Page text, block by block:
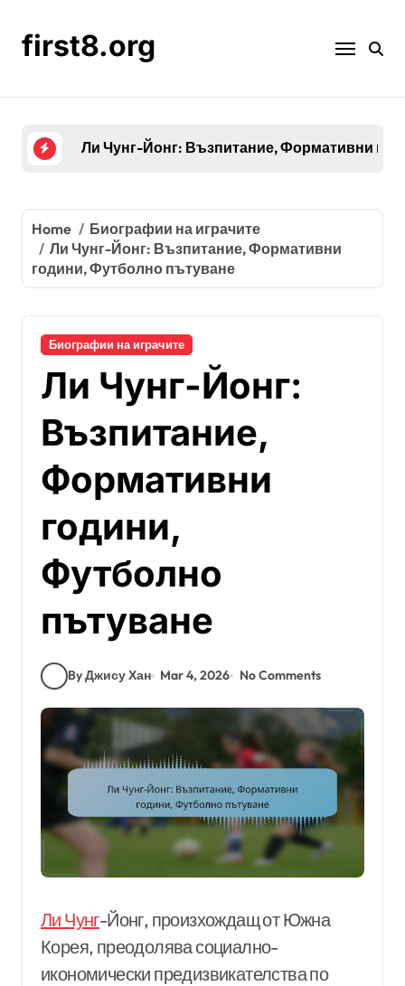
content
first8.org
Ки Сунг-Йонг: Образование, Младежка
Home
Биографии на играчите
Ли Чунг-Йонг: Възпитание, Формативни
години, Футболно пътуване
Биографии на играчите
Ли Чунг-Йонг:
Възпитание,
Формативни
години,
Футболно
пътуване
By Джису Хан Mar 4, 2026 No Comments
Ли Чунг-Йонг, произхождащ от Южна
Корея, преодолява социално-
икономически предизвикателства по